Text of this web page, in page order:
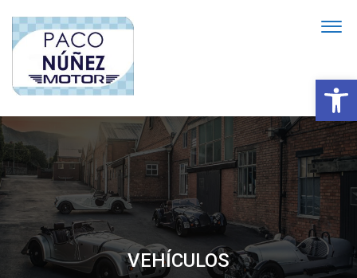
VEHÍCULOS